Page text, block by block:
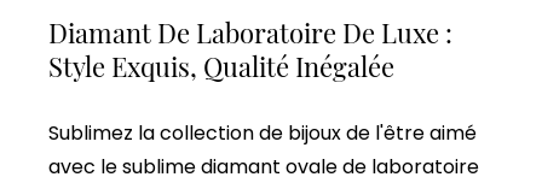
Diamant De Laboratoire De Luxe :
Style Exquis, Qualité Inégalée
Sublimez la collection de bijoux de l'être aimé
avec le sublime diamant ovale de laboratoire